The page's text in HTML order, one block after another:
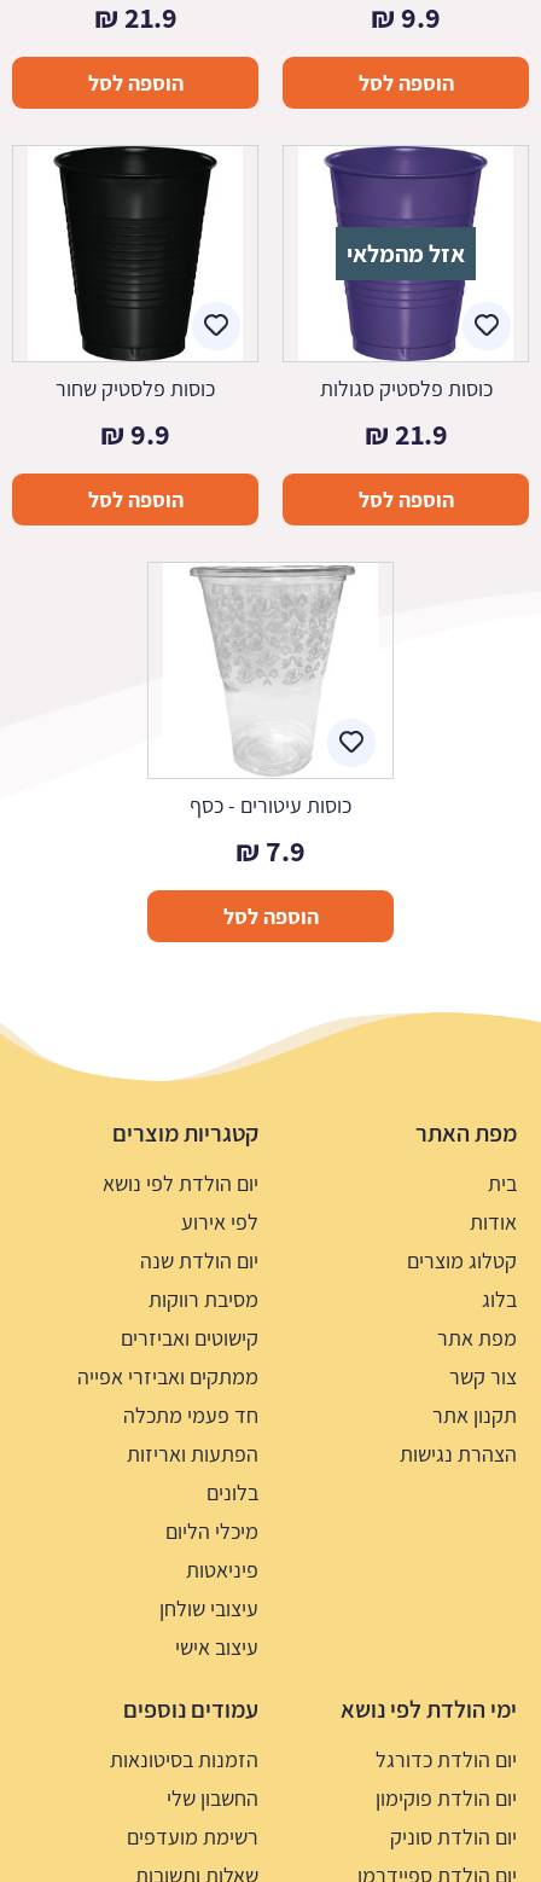
9.9
₪
הוספה לסל
21.9
₪
הוספה לסל
אזל מהמלאי
כוסות פלסטיק סגולות
21.9
₪
הוספה לסל
כוסות פלסטיק שחור
9.9
₪
הוספה לסל
כוסות עיטורים - כסף
7.9
₪
הוספה לסל
מפת האתר
בית
אודות
קטלוג מוצרים
בלוג
מפת אתר
צור קשר
תקנון אתר
הצהרת נגישות
קטגריות מוצרים
יום הולדת לפי נושא
לפי אירוע
יום הולדת שנה
מסיבת רווקות
קישוטים ואביזרים
ממתקים ואביזרי אפייה
חד פעמי מתכלה
הפתעות ואריזות
בלונים
מיכלי הליום
פיניאטות
עיצובי שולחן
עיצוב אישי
ימי הולדת לפי נושא
יום הולדת כדורגל
יום הולדת פוקימון
יום הולדת סוניק
יום הולדת ספיידרמן
עמודים נוספים
הזמנות בסיטונאות
החשבון שלי
רשימת מועדפים
שאלות ותשובות